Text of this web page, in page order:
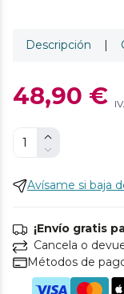
Descripción |
48,90 €
Avísame si baja
¡Envío gratis
Cancela o
Métodos de